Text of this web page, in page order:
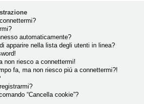
automaticamente?
apparire nella lista degli utenti in linea?
non riesco a connettermi!
fa, ma non riesco piú a connettermi?!
“Cancella cookie”?